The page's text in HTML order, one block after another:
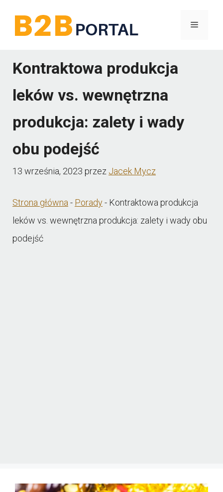
Menu
Kontraktowa produkcja
leków vs. wewnętrzna
produkcja: zalety i wady
obu podejść
13 września, 2023 przez Jacek Mycz
Strona główna - Porady- Kontraktowa produkcja
leków vs. wewnętrzna produkcja: zalety i wady obu
podejść